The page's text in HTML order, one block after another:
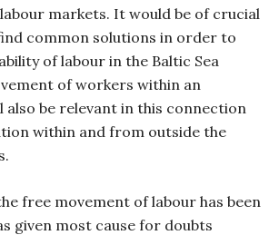
markets. It would be of crucial
common solutions in order to
of labour in the Baltic Sea
of workers within an
also be relevant in this connection
within and from outside the
free movement of labour has been
given most cause for doubts